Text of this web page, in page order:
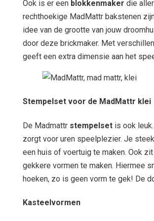
Ook is er een blokkenmaker die
rechthoekige MadMattr bakstenen
idee van de grootte van jouw
door deze brickmaker. Met
geeft een extra dimensie aan het
Stempelset voor de MadMattr klei
De Madmattr stempelset is ook
zorgt voor uren speelplezier. Je
een huis of voertuig te maken. Ook
gekkere vormen te maken. Hiermee
hoeken, zo is geen vorm te gek! De
Kasteelvormen